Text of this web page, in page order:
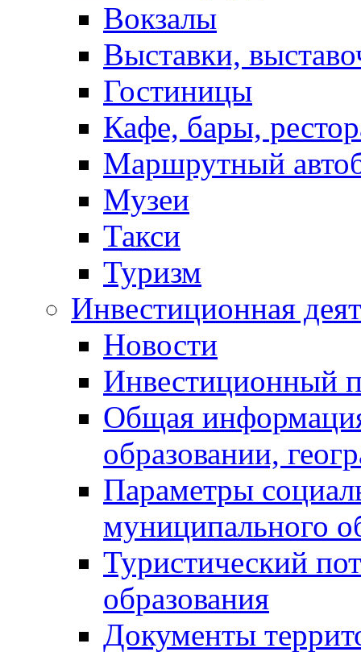
Вокзалы
Выставки,
Гостиницы
Кафе, бары,
Маршрутный
Музеи
Такси
Туризм
Инвестиционная
Новости
Инвестиционный
Общая
образовании,
Параметры
муниципального
Туристический
образования
Документы